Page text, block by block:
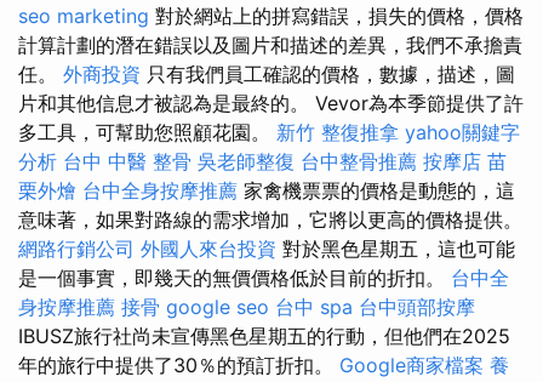
seo marketing 對於網站上的拼寫錯誤，損失的價格，價格
計算計劃的潛在錯誤以及圖片和描述的差異，我們不承擔責
任。 外商投資 只有我們員工確認的價格，數據，描述，圖
片和其他信息才被認為是最終的。 Vevor為本季節提供了許
多工具，可幫助您照顧花園。 新竹 整復推拿 yahoo關鍵字
分析 台中 中醫 整骨 吳老師整復 台中整骨推薦 按摩店 苗
栗外燴 台中全身按摩推薦 家禽機票票的價格是動態的，這
意味著，如果對路線的需求增加，它將以更高的價格提供。
網路行銷公司 外國人來台投資 對於黑色星期五，這也可能
是一個事實，即幾天的無價價格低於目前的折扣。 台中全
身按摩推薦 接骨 google seo 台中 spa 台中頭部按摩
IBUSZ旅行社尚未宣傳黑色星期五的行動，但他們在2025
年的旅行中提供了30％的預訂折扣。 Google商家檔案 養